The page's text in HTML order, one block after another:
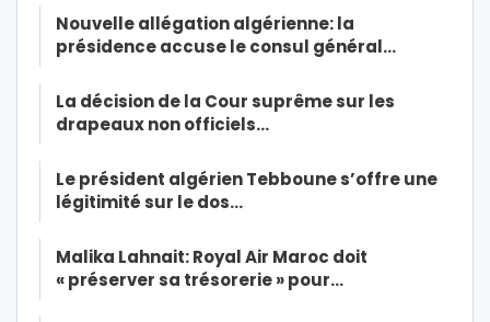
Nouvelle allégation algérienne: la
présidence accuse le consul général…
La décision de la Cour suprême sur les
drapeaux non officiels…
Le président algérien Tebboune s’offre une
légitimité sur le dos…
Malika Lahnait: Royal Air Maroc doit
« préserver sa trésorerie » pour…